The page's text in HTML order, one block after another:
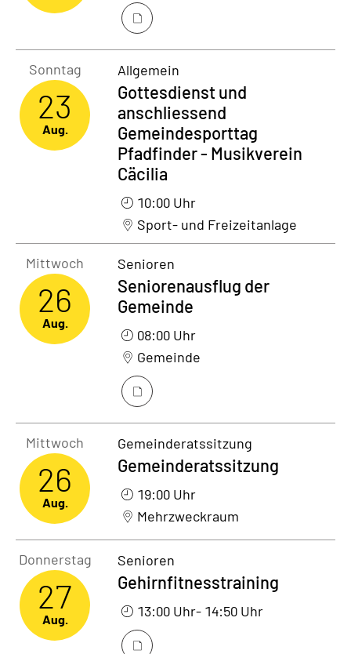
Sonntag
23
Aug.
Gottesdienst und
anschliessend
Gemeindesporttag
Pfadfinder - Musikverein
Cäcilia
Allgemein
10:00 Uhr
Sport- und Freizeitanlage
Mittwoch
26
Aug.
Seniorenausflug der
Gemeinde
Senioren
08:00 Uhr
Gemeinde
Mittwoch
26
Aug.
Gemeinderatssitzung
Gemeinderatssitzung
19:00 Uhr
Mehrzweckraum
Donnerstag
27
Aug.
Gehirnfitnesstraining
Senioren
13:00 Uhr- 14:50 Uhr